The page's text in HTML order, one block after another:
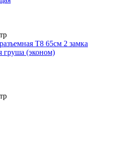
Т8 65см 2 замка
груша (эконом)